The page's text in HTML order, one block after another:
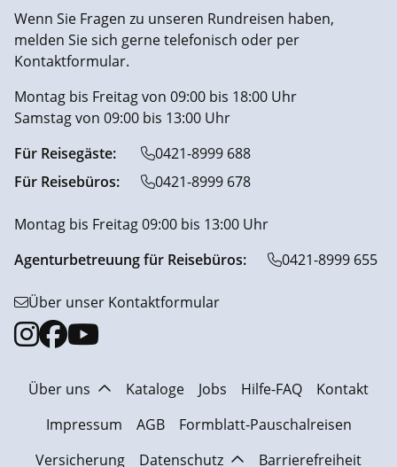
Wenn Sie Fragen zu unseren Rundreisen haben,
melden Sie sich gerne telefonisch oder per
Kontaktformular.
Montag bis Freitag von 09:00 bis 18:00 Uhr
Samstag von 09:00 bis 13:00 Uhr
Für Reisegäste:
0421-8999 688
Für Reisebüros:
0421-8999 678
Montag bis Freitag 09:00 bis 13:00 Uhr
Agenturbetreuung für Reisebüros:
0421-8999 655
Über unser Kontaktformular
Über uns Kataloge Jobs Hilfe-FAQ
Kontakt
Impressum
AGB
Formblatt-Pauschalreisen
Versicherung
Datenschutz Barrierefreiheit